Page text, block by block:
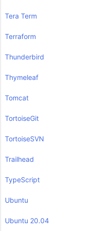
Tera Term
Terraform
Thunderbird
Thymeleaf
Tomcat
TortoiseGit
TortoiseSVN
Trailhead
TypeScript
Ubuntu
Ubuntu 20.04